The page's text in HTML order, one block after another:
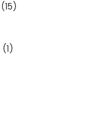
(15)
(1)